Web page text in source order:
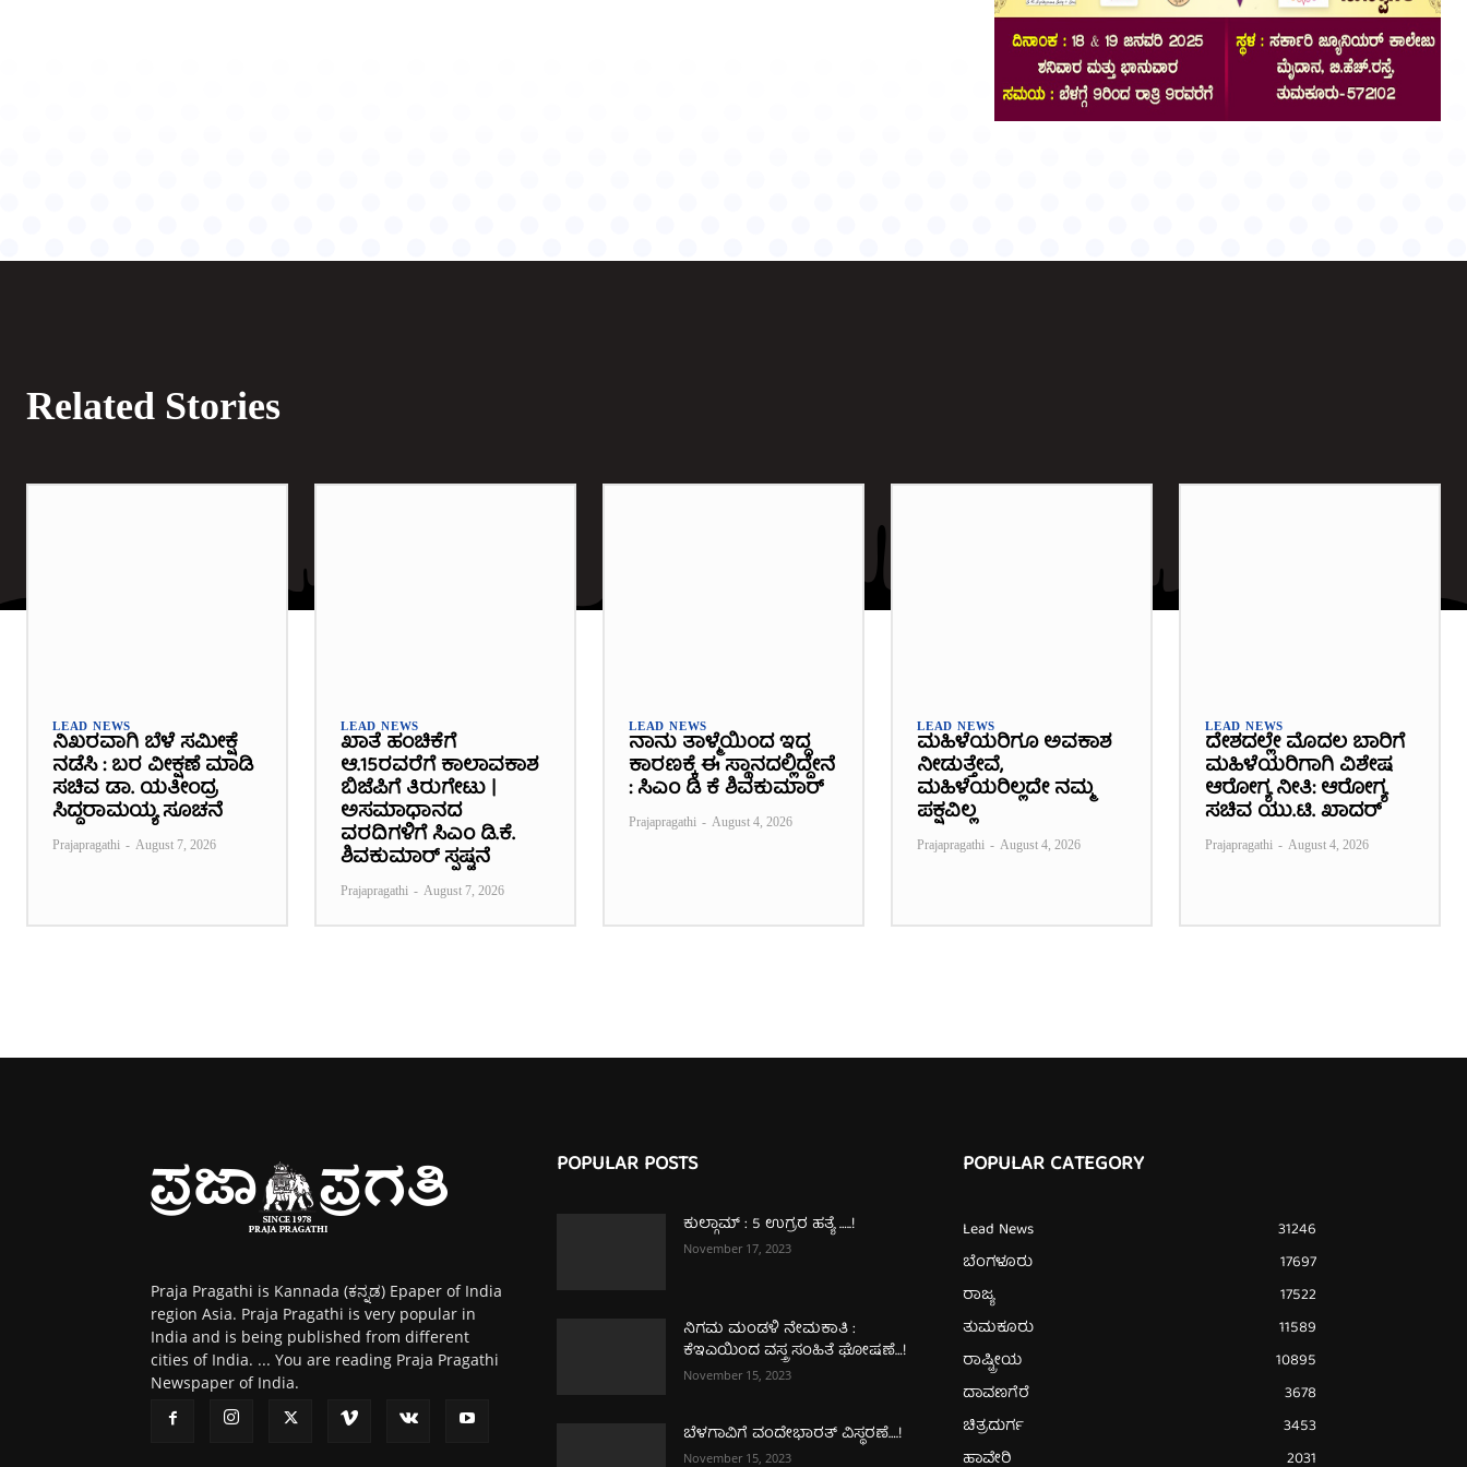
Related Stories
LEAD NEWS
ನಿಖರವಾಗಿ ಬೆಳೆ ಸಮೀಕ್ಷೆ
ನಡೆಸಿ : ಬರ ವೀಕ್ಷಣೆ ಮಾಡಿ
ಸಚಿವ ಡಾ. ಯತೀಂದ್ರ
ಸಿದ್ದರಾಮಯ್ಯ ಸೂಚನೆ
Prajapragathi - August 7, 2026
LEAD NEWS
ಖಾತೆ ಹಂಚಿಕೆಗೆ
ಆ.15ರವರೆಗೆ ಕಾಲಾವಕಾಶ
ಬಿಜೆಪಿಗೆ ತಿರುಗೇಟು |
ಅಸಮಾಧಾನದ
ವರದಿಗಳಿಗೆ ಸಿಎಂ ಡಿ.ಕೆ.
ಶಿವಕುಮಾರ್ ಸ್ಪಷ್ಟನೆ
Prajapragathi - August 7, 2026
LEAD NEWS
ನಾನು ತಾಳ್ಮೆಯಿಂದ ಇದ್ದ
ಕಾರಣಕ್ಕೆ ಈ ಸ್ಥಾನದಲ್ಲಿದ್ದೇನೆ
: ಸಿಎಂ ಡಿ ಕೆ ಶಿವಕುಮಾರ್
Prajapragathi - August 4, 2026
LEAD NEWS
ಮಹಿಳೆಯರಿಗೂ ಅವಕಾಶ
ನೀಡುತ್ತೇವೆ,
ಮಹಿಳೆಯರಿಲ್ಲದೇ ನಮ್ಮ
ಪಕ್ಷವಿಲ್ಲ
Prajapragathi - August 4, 2026
LEAD NEWS
ದೇಶದಲ್ಲೇ ಮೊದಲ ಬಾರಿಗೆ
ಮಹಿಳೆಯರಿಗಾಗಿ ವಿಶೇಷ
ಆರೋಗ್ಯ ನೀತಿ: ಆರೋಗ್ಯ
ಸಚಿವ ಯು.ಟಿ. ಖಾದರ್
Prajapragathi - August 4, 2026
Praja Pragathi is Kannada (ಕನ್ನಡ) Epaper of India
region Asia. Praja Pragathi is very popular in
India and is being published from different
cities of India. ... You are reading Praja Pragathi
Newspaper of India.
POPULAR POSTS
ಕುಲ್ಗಾಮ್‌ : 5 ಉಗ್ರರ ಹತ್ಯೆ …..!
November 17, 2023
ನಿಗಮ ಮಂಡಳಿ ನೇಮಕಾತಿ :
ಕೆಇಎಯಿಂದ ವಸ್ತ್ರ ಸಂಹಿತೆ ಘೋಷಣೆ…!
November 15, 2023
ಬೆಳಗಾವಿಗೆ ವಂದೇಭಾರತ್‌ ವಿಸ್ಥರಣೆ….!
November 15, 2023
POPULAR CATEGORY
Lead News
31246
ಬೆಂಗಳೂರು
17697
ರಾಜ್ಯ
17522
ತುಮಕೂರು
11589
ರಾಷ್ಟ್ರೀಯ
10895
ದಾವಣಗೆರೆ
3678
ಚಿತ್ರದುರ್ಗ
3453
ಹಾವೇರಿ
2031